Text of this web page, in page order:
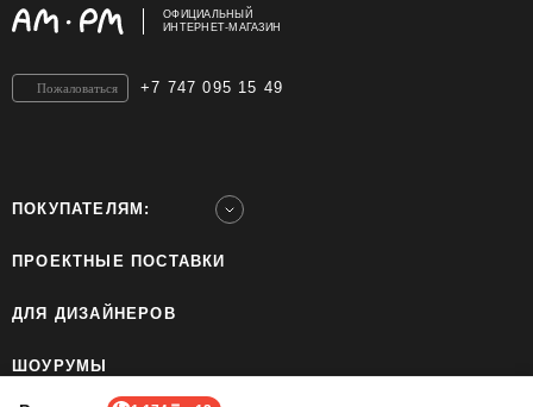
ОФИЦИАЛЬНЫЙ
ИНТЕРНЕТ-МАГАЗИН
+7 747 095 15 49
Пожаловаться
ПОКУПАТЕЛЯМ:
ПРОЕКТНЫЕ ПОСТАВКИ
ДЛЯ ДИЗАЙНЕРОВ
ШОУРУМЫ